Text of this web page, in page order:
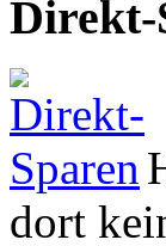
Direkt-
dort